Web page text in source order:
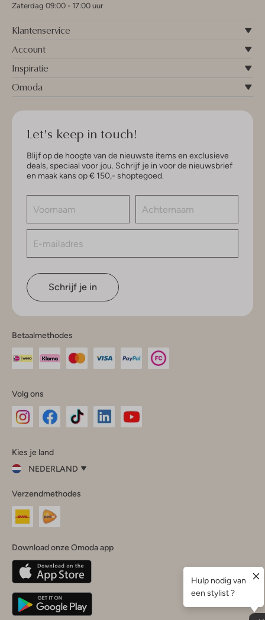
Zaterdag 09:00 - 17:00 uur
Klantenservice
Account
Inspiratie
Omoda
Let's keep in touch!
Blijf op de hoogte van de nieuwste items en exclusieve
deals, speciaal voor jou. Schrijf je in voor de nieuwsbrief
en maak kans op € 150,- shoptegoed.
Schrijf je in
Betaalmethodes
Volg ons
InstagramFacebook
Kies je land
NEDERLAND
je
land
Nederland
Belgique(Français)
Deutschland
Verzendmethodes
Download onze Omoda app